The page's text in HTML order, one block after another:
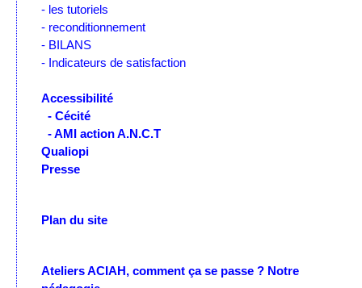
- les tutoriels
- reconditionnement
- BILANS
- Indicateurs de satisfaction
Accessibilité
- Cécité
- AMI action A.N.C.T
Qualiopi
Presse
Plan du site
Ateliers ACIAH, comment ça se passe ? Notre